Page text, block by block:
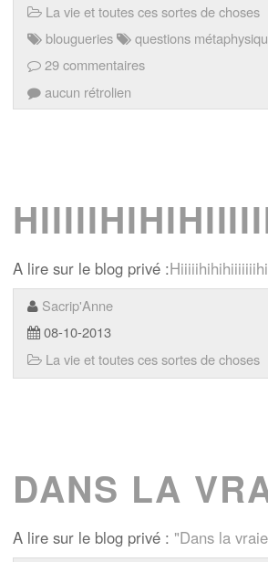
La vie et toutes ces sortes de choses
blougueries
questions
29 commentaires
aucun rétrolien
A lire sur le blog privé :
Sacrip'Anne
08-10-2013
La vie et toutes ces sortes de choses
DANS LA
A lire sur le blog privé : "Dans la